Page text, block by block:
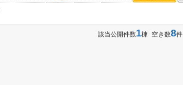
該当公開件数1棟 空き数8件